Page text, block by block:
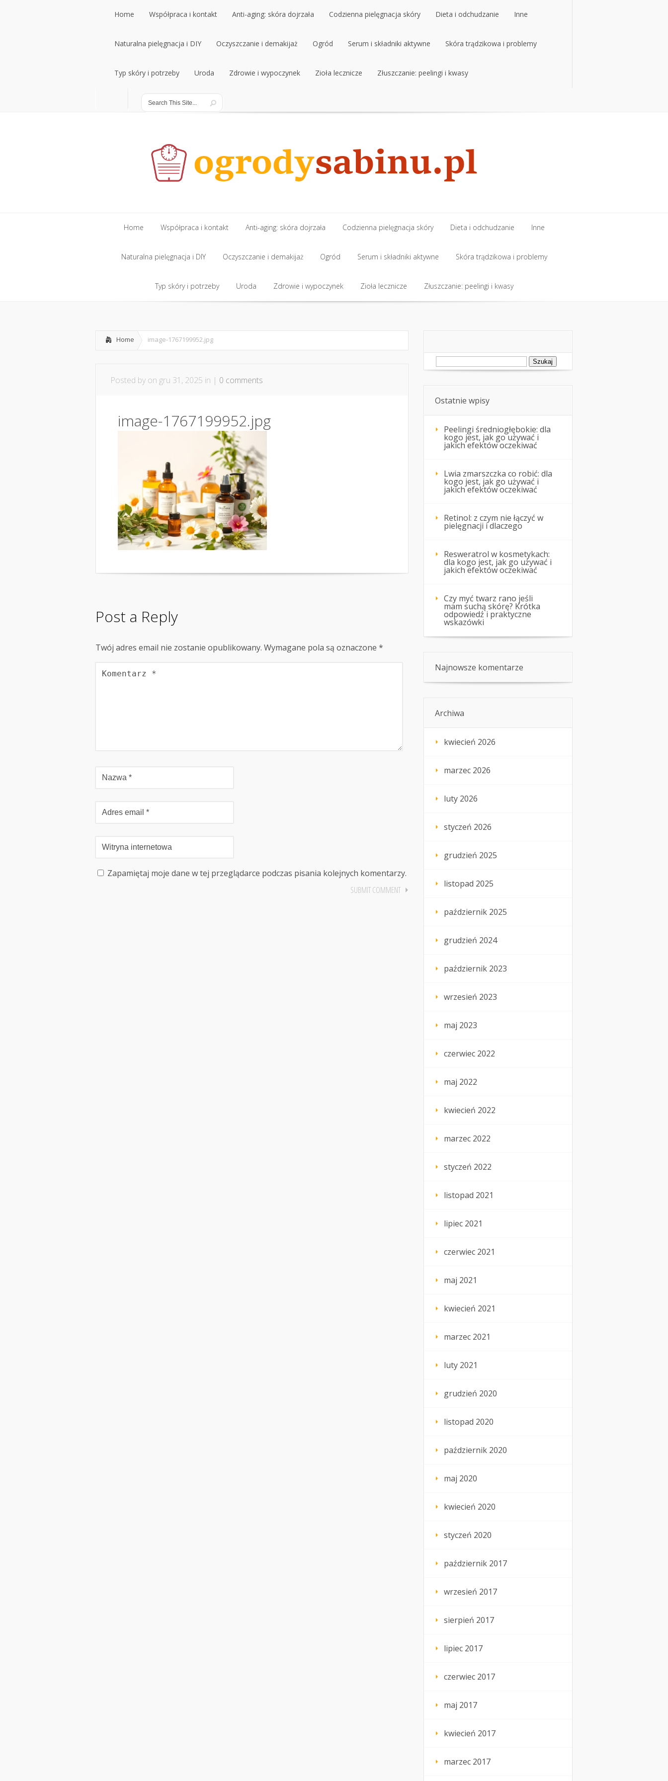
Home
Home
Współpraca i kontakt
Współpraca i kontakt
Anti-aging: skóra dojrzała
Anti-aging: skóra dojrzała
Codzienna pielęgnacja skóry
Codzienna pielęgnacja skóry
Dieta i odchudzanie
Dieta i odchudzanie
Inne
Inne
Naturalna pielęgnacja i DIY
Naturalna pielęgnacja i DIY
Oczyszczanie i demakijaż
Oczyszczanie i demakijaż
Ogród
Ogród
Serum i składniki aktywne
Serum i składniki aktywne
Skóra trądzikowa i problemy
Skóra trądzikowa i problemy
Typ skóry i potrzeby
Typ skóry i potrzeby
Uroda
Uroda
Zdrowie i wypoczynek Zioła lecznicze Złuszczanie: peelingi i kwasy
Home
Home
Współpraca i kontakt
Współpraca i kontakt
Anti-aging: skóra dojrzała
Anti-aging: skóra dojrzała
Codzienna pielęgnacja skóry
Codzienna pielęgnacja skóry
Dieta i odchudzanie
Dieta i odchudzanie
Inne
Inne
Naturalna pielęgnacja i DIY
Naturalna pielęgnacja i DIY
Oczyszczanie i demakijaż
Oczyszczanie i demakijaż
Ogród
Ogród
Serum i składniki aktywne
Serum i składniki aktywne
Skóra trądzikowa i problemy
Skóra trądzikowa i problemy
Typ skóry i potrzeby Uroda Zdrowie i wypoczynek Zioła lecznicze Złuszczanie: peelingi i kwasy
Home image-1767199952.jpg
Posted by on gru 31, 2025 in | 0 comments
image-1767199952.jpg
Post a Reply
Twój adres email nie zostanie opublikowany. Wymagane pola są oznaczone *
Zapamiętaj moje dane w tej przeglądarce podczas pisania kolejnych komentarzy.
Szukaj:
Ostatnie wpisy
Peelingi średniogłębokie: dla
kogo jest, jak go używać i
jakich efektów oczekiwać
Lwia zmarszczka co robić: dla
kogo jest, jak go używać i
jakich efektów oczekiwać
Retinol: z czym nie łączyć w
pielęgnacji i dlaczego
Resweratrol w kosmetykach:
dla kogo jest, jak go używać i
jakich efektów oczekiwać
Czy myć twarz rano jeśli
mam suchą skórę? Krótka
odpowiedź i praktyczne
wskazówki
Najnowsze komentarze
Archiwa
kwiecień 2026
marzec 2026
luty 2026
styczeń 2026
grudzień 2025
listopad 2025
październik 2025
grudzień 2024
październik 2023
wrzesień 2023
maj 2023
czerwiec 2022
maj 2022
kwiecień 2022
marzec 2022
styczeń 2022
listopad 2021
lipiec 2021
czerwiec 2021
maj 2021
kwiecień 2021
marzec 2021
luty 2021
grudzień 2020
listopad 2020
październik 2020
maj 2020
kwiecień 2020
styczeń 2020
październik 2017
wrzesień 2017
sierpień 2017
lipiec 2017
czerwiec 2017
maj 2017
kwiecień 2017
marzec 2017